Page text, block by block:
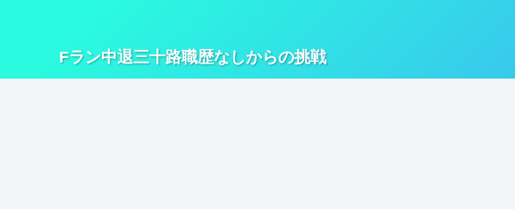
Fラン中退三十路職歴なしからの挑戦